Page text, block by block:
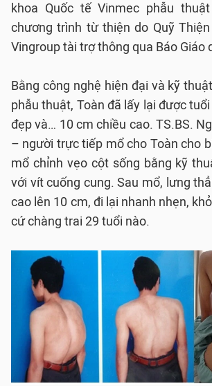
khoa Quốc tế Vinmec phẫu
chương trình từ thiện do Quỹ
Vingroup tài trợ thông qua Báo Giáo
Bằng công nghệ hiện đại và kỹ
phẫu thuật, Toàn đã lấy lại được
đẹp và… 10 cm chiều cao. TS.BS.
– người trực tiếp mổ cho Toàn cho
mổ chỉnh vẹo cột sống bằng kỹ
với vít cuống cung. Sau mổ, lưng
cao lên 10 cm, đi lại nhanh nhẹn,
cứ chàng trai 29 tuổi nào.